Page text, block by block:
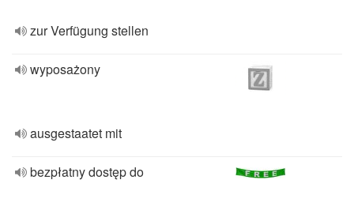
zur Verfügung stellen
wyposażony
ausgestaatet mit
bezpłatny dostęp do